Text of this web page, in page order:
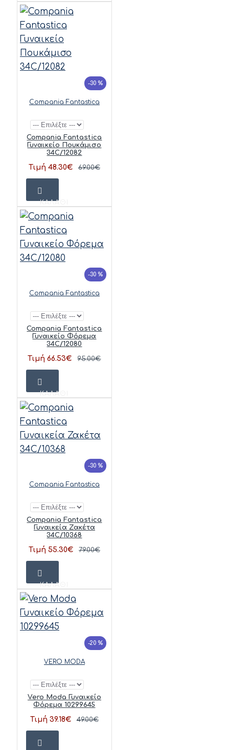
-30 %
Compania Fantastica
Compania Fantastica
Γυναικείο Πουκάμισο
34C/12082
Τιμή 48.30€ 69.00€
ΚΑΛΆΘΙ
-30 %
Compania Fantastica
Compania Fantastica
Γυναικείο Φόρεμα
34C/12080
Τιμή 66.53€ 95.00€
ΚΑΛΆΘΙ
-30 %
Compania Fantastica
Compania Fantastica
Γυναικεία Ζακέτα
34C/10368
Τιμή 55.30€ 79.00€
ΚΑΛΆΘΙ
-20 %
VERO MODA
Vero Moda Γυναικείο
Φόρεμα 10299645
Τιμή 39.18€ 49.00€